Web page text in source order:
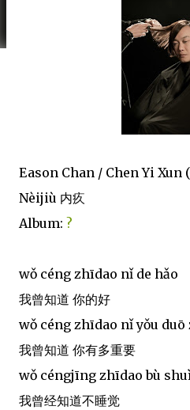
Eason Chan / Chen Yi Xun
Nèijiù 内疚
Album: ?
wǒ céng zhīdao nǐ de hǎo
我曾知道 你的好
wǒ céng zhīdao nǐ yǒu duō
我曾知道 你有多重要
wǒ céngjīng zhīdao bù
我曾经知道不睡觉